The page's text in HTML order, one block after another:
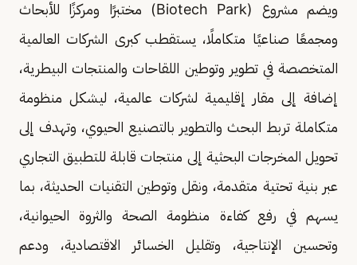
ويضم مشروع (Biotech Park) مختبرًا ومركزًا للأبحاث
ومجمعًا صناعيًا متكاملًا، يستقطب كبرى الشركات العالمية
المتخصصة في تطوير وتوطين اللقاحات والمنتجات البيطرية،
إضافة إلى مقار إقليمية لشركات عالمية، ليشكل منظومة
متكاملة تربط البحث والتطوير بالتصنيع الحيوي، وتهدف إلى
تحويل المخرجات البحثية إلى منتجات قابلة للتطبيق التجاري
عبر بنية تحتية متقدمة، ونقل وتوطين التقنيات الحديثة، بما
يسهم في رفع كفاءة منظومة الصحة والثروة الحيوانية،
وتحسين الإنتاجية، وتقليل الخسائر الاقتصادية، ودعم